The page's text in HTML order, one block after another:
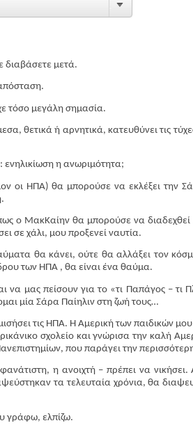
διαβάσετε μετά.
τόσο μεγάλη σημασία.
θετικά ή αρνητικά, κατευθύνει τις
ενηλικίωση η ανωριμότητα;
οι ΗΠΑ) θα μπορούσε να εκλέξει την
ο ΜακΚαίην θα μπορούσε να
σε χάλι, μου προξενεί ναυτία.
θα κάνει, ούτε θα αλλάξει τον
των ΗΠΑ , θα είναι ένα θαύμα.
να μας πείσουν για το «τι Παπάγος – τι
μία Σάρα Παίηλιν στη ζωή τους…
τις ΗΠΑ. Η Αμερική των παιδικών
σχολείο και γνώρισα την καλή
που παράγει την
η ανοιχτή – πρέπει να
τα τελευταία χρόνια, θα
γράφω, ελπίζω.